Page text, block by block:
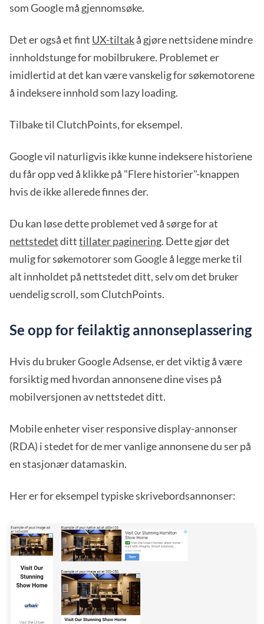
som Google må gjennomsøke.
Det er også et fint UX-tiltakå gjøre nettsidene mindre
innholdstunge for mobilbrukere. Problemet er
imidlertid at det kan være vanskelig for søkemotorene
å indeksere innhold som lazy loading.
Tilbake til ClutchPoints, for eksempel.
Google vil naturligvis ikke kunne indeksere historiene
du får opp ved å klikke på "Flere historier"-knappen
hvis de ikke allerede finnes der.
Du kan løse dette problemet ved å sørge for at
nettstedetditttillater paginering. Dette gjør det
mulig for søkemotorer som Google å legge merke til
alt innholdet på nettstedet ditt, selv om det bruker
uendelig scroll, som ClutchPoints.
Se opp for feilaktig annonseplassering
Hvis du bruker Google Adsense, er det viktig å være
forsiktig med hvordan annonsene dine vises på
mobilversjonen av nettstedet ditt.
Mobile enheter viser responsive display-annonser
(RDA) i stedet for de mer vanlige annonsene du ser på
en stasjonær datamaskin.
Her er for eksempel typiske skrivebordsannonser: